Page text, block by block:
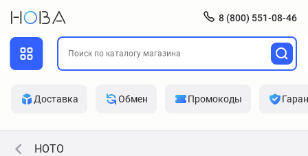
8 (800) 551-08-46
Доставка Обмен Промокоды
HOTO